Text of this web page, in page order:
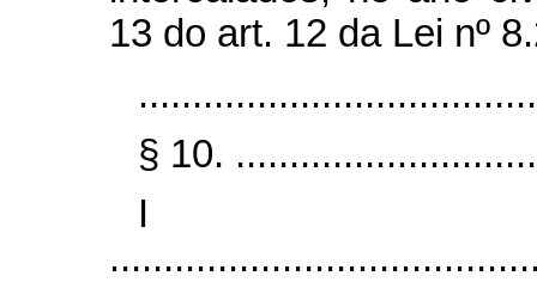
13 do art. 12 da Lei nº
§ 10.
I